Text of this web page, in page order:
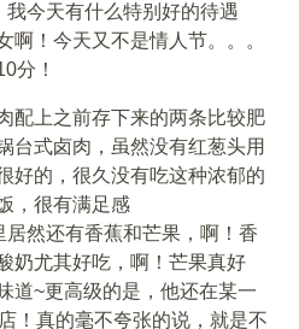
今天有什么特别好的待遇
啊！今天又不是情人节。。。
分！
配上之前存下来的两条比较肥
台式卤肉，虽然没有红葱头用
好的，很久没有吃这种浓郁的
，很有满足感
然还有香蕉和芒果，啊！香
奶尤其好吃，啊！芒果真好
道~更高级的是，他还在某一
！真的毫不夸张的说，就是不